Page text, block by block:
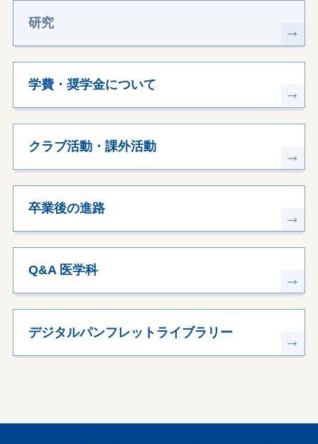
研究
学費・奨学金について
クラブ活動・課外活動
卒業後の進路
Q&A 医学科
デジタルパンフレットライブラリー